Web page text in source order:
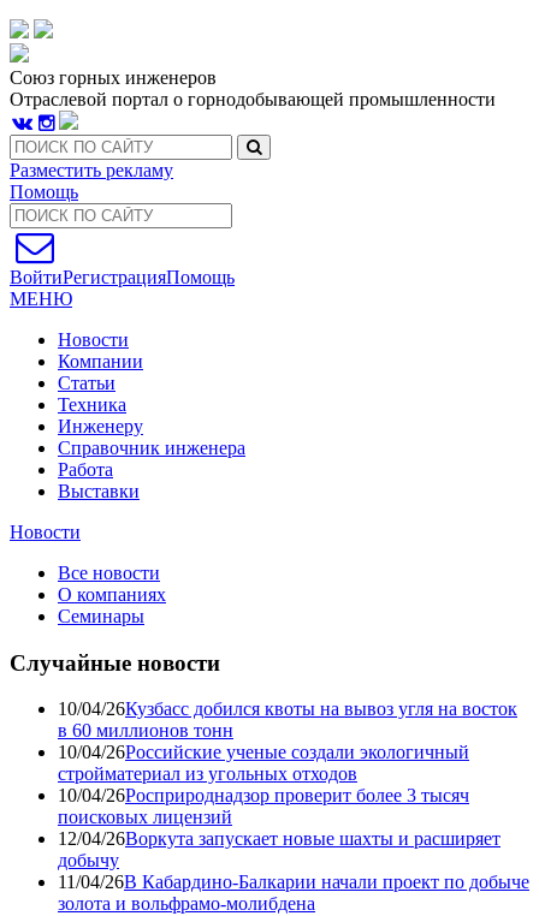
Союз горных инженеров
Отраслевой портал о горнодобывающей промышленности
Разместить рекламу
Помощь
ВойтиРегистрацияПомощь
МЕНЮ
Новости
Компании
Статьи
Техника
Инженеру
Справочник инженера
Работа
Выставки
Новости
Все новости
О компаниях
Семинары
Случайные новости
10/04/26Кузбасс добился квоты на вывоз угля на восток
в 60 миллионов тонн
10/04/26Российские ученые создали экологичный
стройматериал из угольных отходов
10/04/26Росприроднадзор проверит более 3 тысяч
поисковых лицензий
12/04/26Воркута запускает новые шахты и расширяет
добычу
11/04/26В Кабардино-Балкарии начали проект по добыче
золота и вольфрамо-молибдена